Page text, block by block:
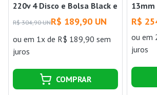
220v 4 Disco e Bolsa Black e
Decker
R$ 304,90 UNR$ 189,90 UN
ou em 1x de R$ 189,90 sem
juros
COMPRAR
13mm
Decker
R$
ouem
juros